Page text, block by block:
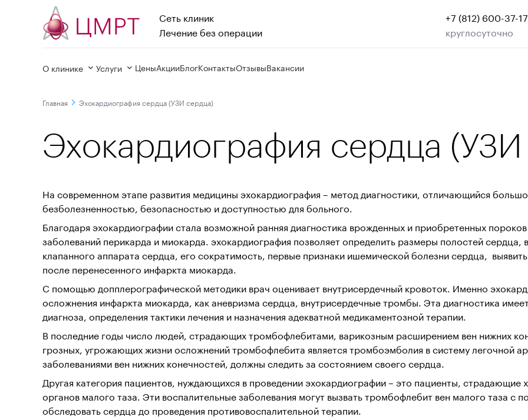
Сеть клиник
Лечение без операции
+7 (812) 600-37-17
круглосуточно
О клинике Услуги ЦеныАкцииБлогКонтактыОтзывыВакансии
Главная Эхокардиография сердца (УЗИ сердца)
Эхокардиография сердца
На современном этапе развития медицины эхокардиография – метод диагностики, отличающийся
безболезненностью, безопасностью и доступностью для больного.
Благодаря эхокардиографии стала возможной ранняя диагностика врожденных и приобретенных
заболеваний перикарда и миокарда. эхокардиография позволяет определить размеры полостей
клапанного аппарата сердца, его сократимость, первые признаки ишемической болезни сердца,
после перенесенного инфаркта миокарда.
С помощью допплерографической методики врач оценивает внутрисердечный кровоток. Именно
осложнения инфаркта миокарда, как аневризма сердца, внутрисердечные тромбы. Эта диагностика
диагноза, определения тактики лечения и назначения адекватной медикаментозной терапии.
В последние годы число людей, страдающих тромбофлебитами, варикозным расширением вен нижних
грозных, угрожающих жизни осложнений тромбофлебита является тромбоэмболия в систему легочной
заболеваниями вен нижних конечностей, должны следить за состоянием своего сердца.
Другая категория пациентов, нуждающихся в проведении эхокардиографии – это пациенты,
органов малого таза. Эти воспалительные заболевания могут вызвать тромбофлебит вен малого таза с
обследовать сердца до проведения противовоспалительной терапии.